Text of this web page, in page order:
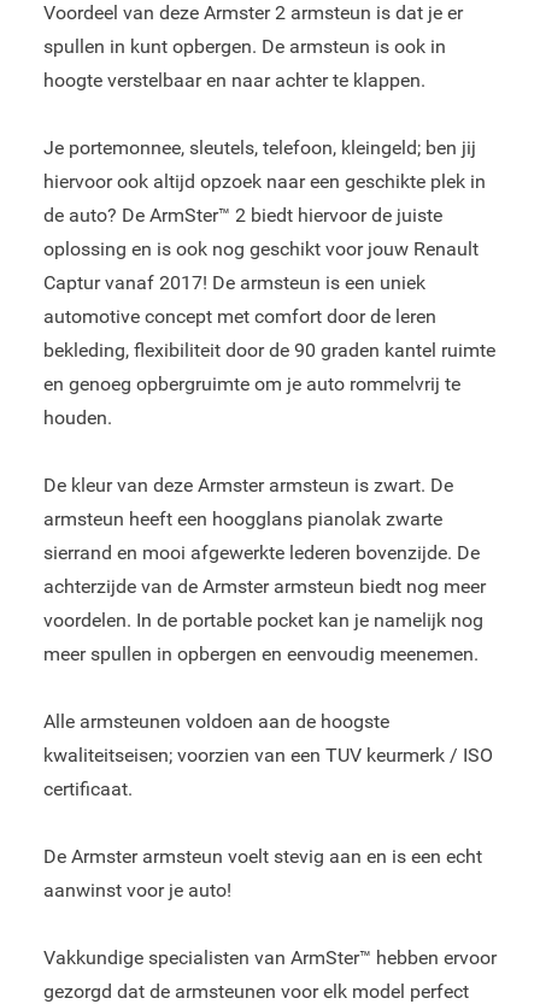
Voordeel van deze Armster 2 armsteun is dat je er
spullen in kunt opbergen. De armsteun is ook in
hoogte verstelbaar en naar achter te klappen.
Je portemonnee, sleutels, telefoon, kleingeld; ben jij
hiervoor ook altijd opzoek naar een geschikte plek in
de auto? De ArmSter™ 2 biedt hiervoor de juiste
oplossing en is ook nog geschikt voor jouw Renault
Captur vanaf 2017! De armsteun is een uniek
automotive concept met comfort door de leren
bekleding, flexibiliteit door de 90 graden kantel ruimte
en genoeg opbergruimte om je auto rommelvrij te
houden.
De kleur van deze Armster armsteun is zwart. De
armsteun heeft een hoogglans pianolak zwarte
sierrand en mooi afgewerkte lederen bovenzijde. De
achterzijde van de Armster armsteun biedt nog meer
voordelen. In de portable pocket kan je namelijk nog
meer spullen in opbergen en eenvoudig meenemen.
Alle armsteunen voldoen aan de hoogste
kwaliteitseisen; voorzien van een TUV keurmerk / ISO
certificaat.
De Armster armsteun voelt stevig aan en is een echt
aanwinst voor je auto!
Vakkundige specialisten van ArmSter™ hebben ervoor
gezorgd dat de armsteunen voor elk model perfect